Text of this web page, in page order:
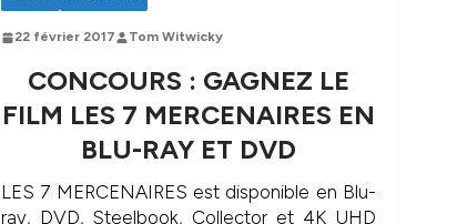
22 février 2017 Tom Witwicky
CONCOURS : GAGNEZ LE
FILM LES 7 MERCENAIRES EN
BLU-RAY ET DVD
LES 7 MERCENAIRES est disponible en Blu-
ray, DVD, Steelbook, Collector et 4K UHD